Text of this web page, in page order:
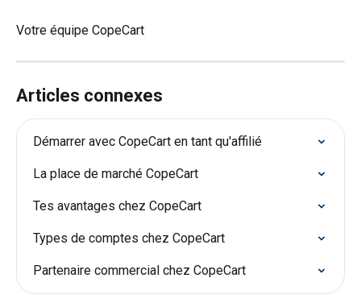
Votre équipe CopeCart
Articles connexes
Démarrer avec CopeCart en tant qu'affilié
La place de marché CopeCart
Tes avantages chez CopeCart
Types de comptes chez CopeCart
Partenaire commercial chez CopeCart